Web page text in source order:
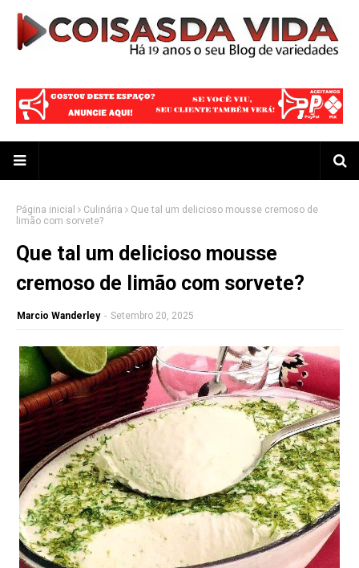
Página inicial Culinária
Que tal um delicioso mousse cremoso de
limão com sorvete?
Que tal um delicioso mousse
cremoso de limão com sorvete?
Marcio Wanderley - Setembro 20, 2025